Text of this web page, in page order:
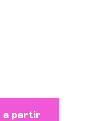
a partir